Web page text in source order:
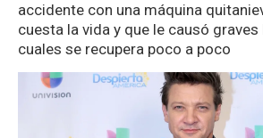
accidente con una máquina
cuesta la vida y que le causó
cuales se recupera poco a poco